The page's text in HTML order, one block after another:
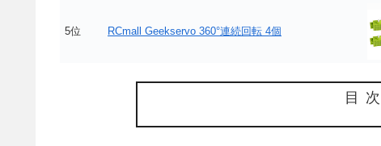
5位 RCmall Geekservo 360°連続回転 4個
目次